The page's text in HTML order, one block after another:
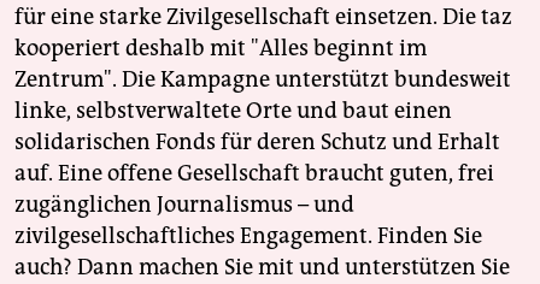
für eine starke Zivilgesellschaft einsetzen. Die taz
kooperiert deshalb mit "Alles beginnt im
Zentrum". Die Kampagne unterstützt bundesweit
linke, selbstverwaltete Orte und baut einen
solidarischen Fonds für deren Schutz und Erhalt
auf. Eine offene Gesellschaft braucht guten, frei
zugänglichen Journalismus – und
zivilgesellschaftliches Engagement. Finden Sie
auch? Dann machen Sie mit und unterstützen Sie